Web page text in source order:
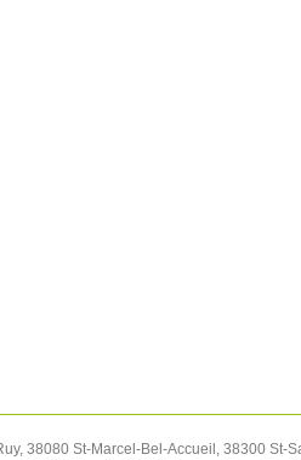
38080 St-Marcel-Bel-Accueil, 38300 St-